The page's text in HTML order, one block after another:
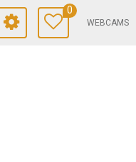
0
WEBCAMS